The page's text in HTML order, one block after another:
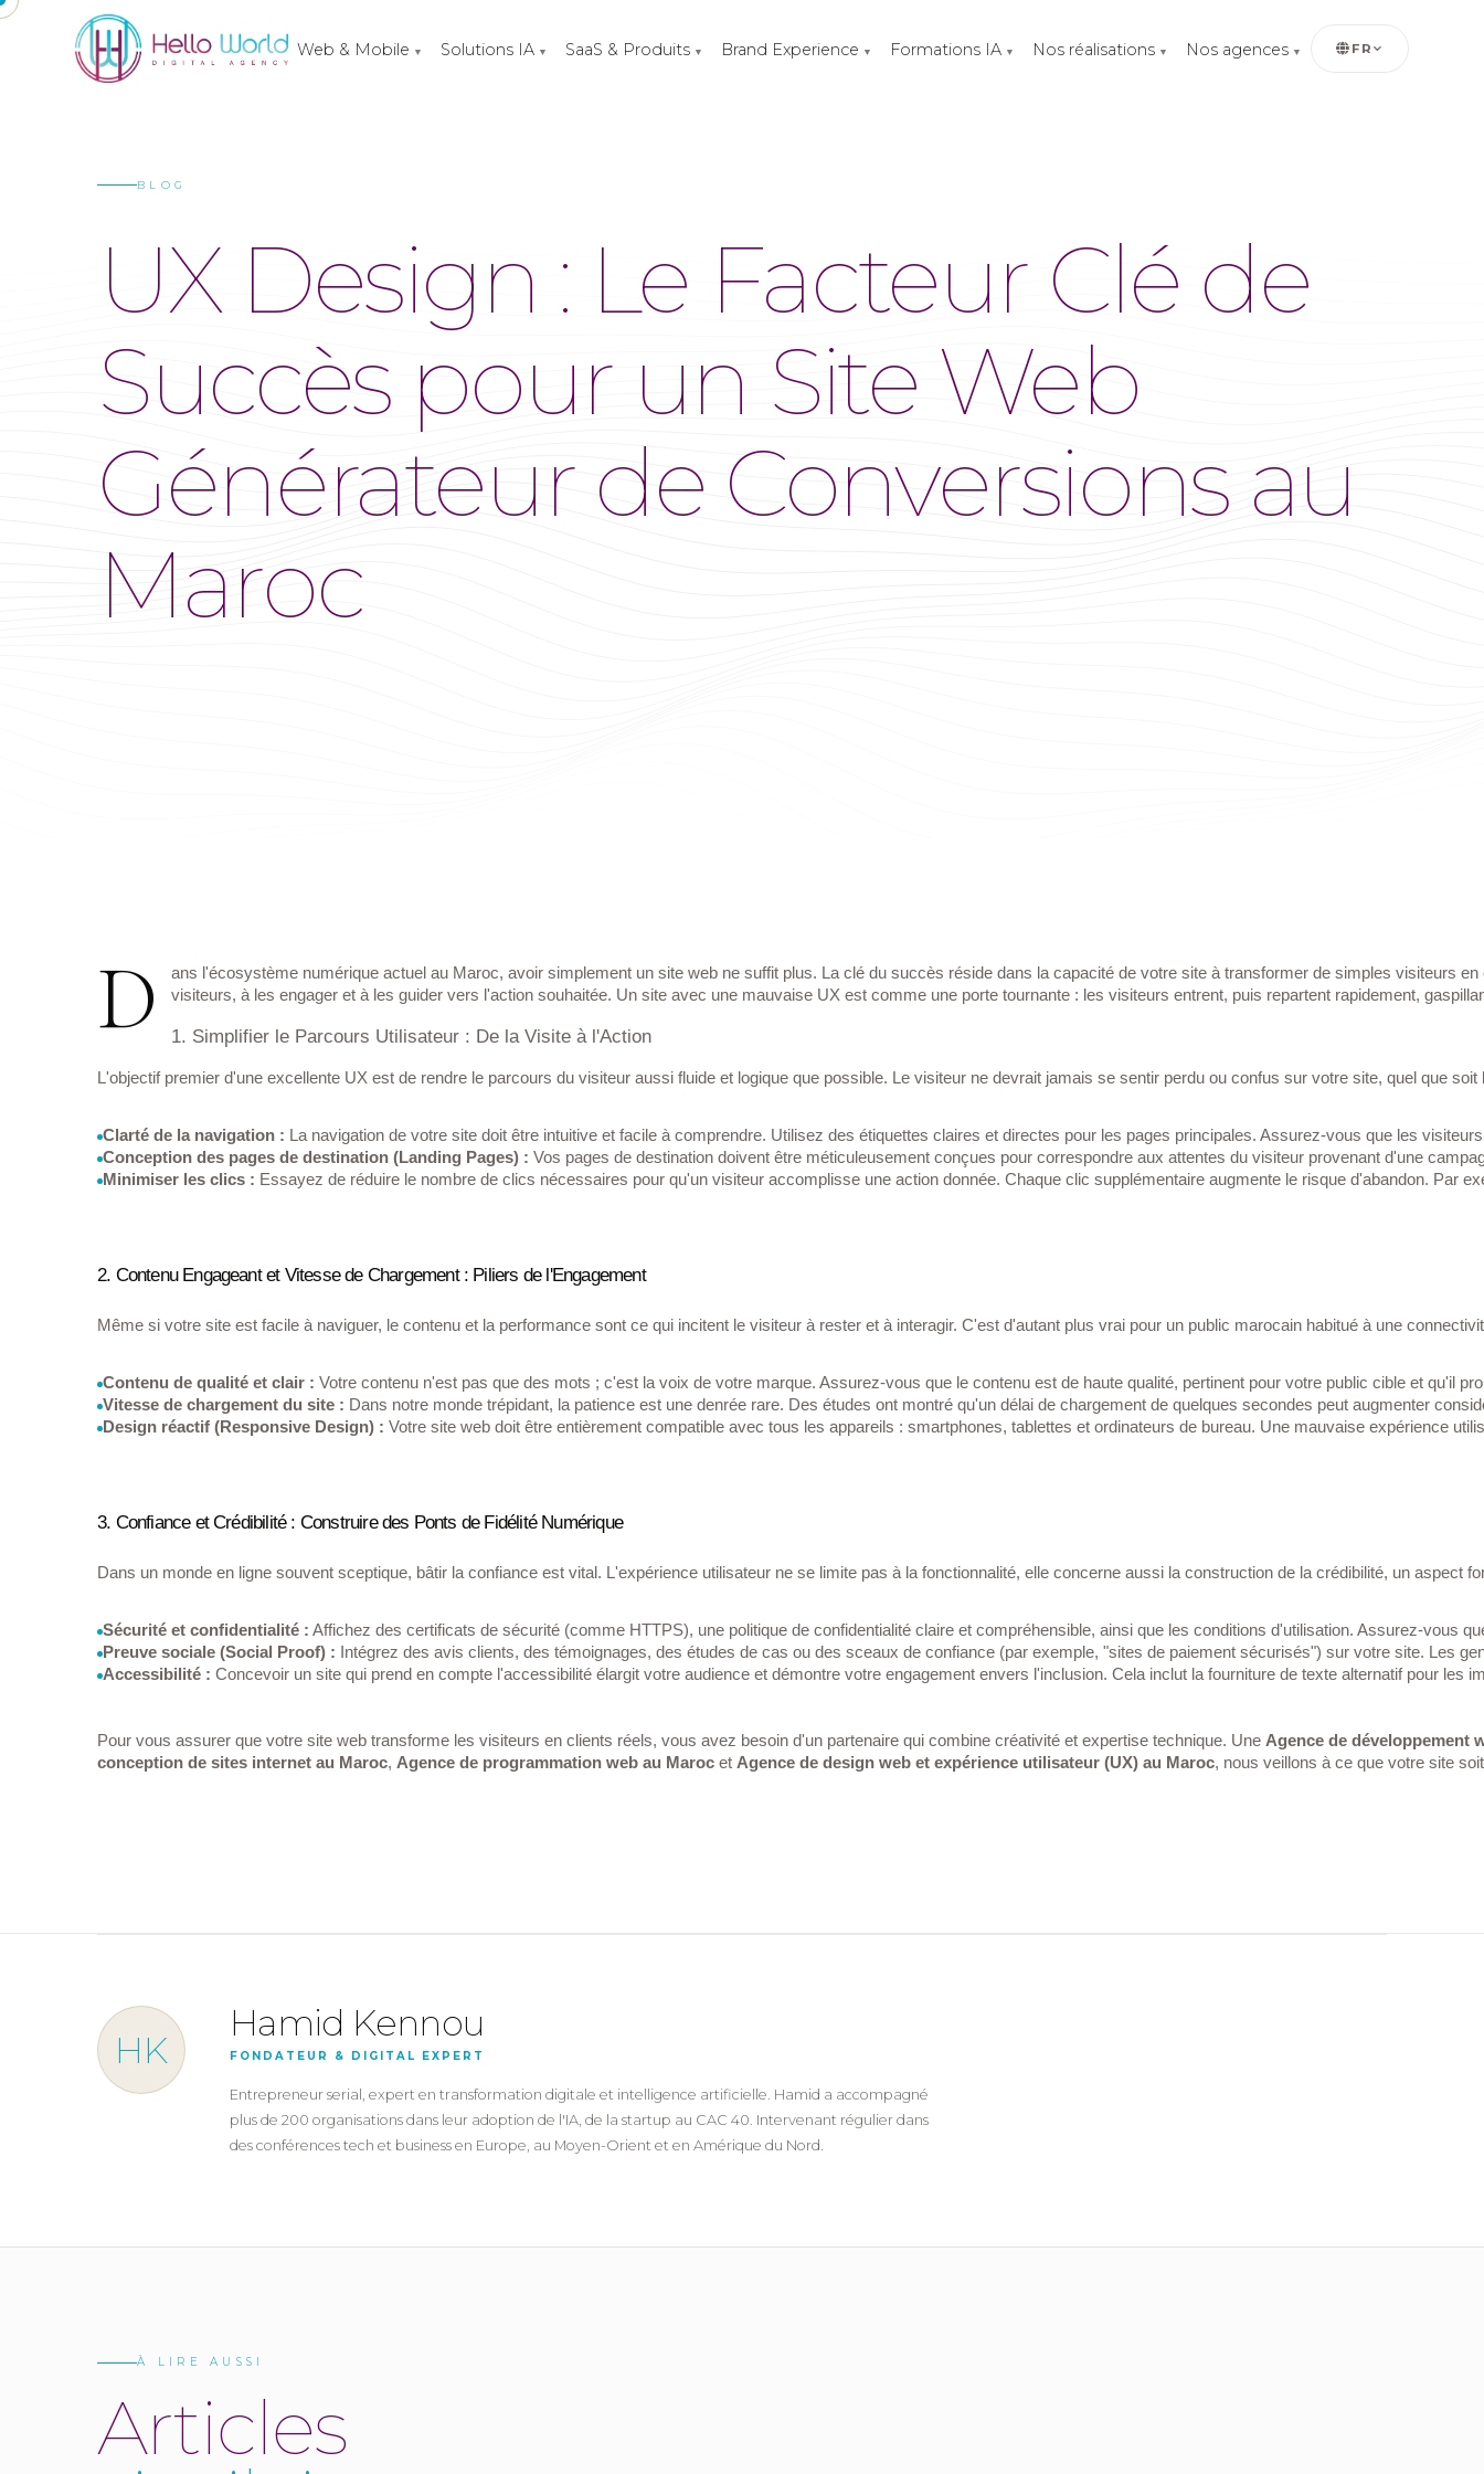
Web & Mobile ▼ Solutions IA ▼ SaaS & Produits ▼ Brand Experience ▼ Formations IA ▼ Nos réalisations ▼ Nos agences ▼ FR
BLOG
UX Design : Le Facteur Clé de
Succès pour un Site Web
Générateur de Conversions au
Maroc
D
ans l'écosystème numérique actuel au Maroc, avoir simplement un site web ne suffit plus. La clé du succès réside dans la capacité de votre site à transformer de simples visiteurs
visiteurs, à les engager et à les guider vers l'action souhaitée. Un site avec une mauvaise UX est comme une porte tournante : les visiteurs entrent, puis repartent rapidement,
1. Simplifier le Parcours Utilisateur : De la Visite à l'Action
L'objectif premier d'une excellente UX est de rendre le parcours du visiteur aussi fluide et logique que possible. Le visiteur ne devrait jamais se sentir perdu ou confus sur votre site, quel que
Clarté de la navigation : La navigation de votre site doit être intuitive et facile à comprendre. Utilisez des étiquettes claires et directes pour les pages principales. Assurez-vous que les
Conception des pages de destination (Landing Pages) : Vos pages de destination doivent être méticuleusement conçues pour correspondre aux attentes du visiteur provenant d'une
Minimiser les clics : Essayez de réduire le nombre de clics nécessaires pour qu'un visiteur accomplisse une action donnée. Chaque clic supplémentaire augmente le risque d'abandon.
2. Contenu Engageant et Vitesse de Chargement : Piliers de l'Engagement
Même si votre site est facile à naviguer, le contenu et la performance sont ce qui incitent le visiteur à rester et à interagir. C'est d'autant plus vrai pour un public marocain habitué à une
Contenu de qualité et clair : Votre contenu n'est pas que des mots ; c'est la voix de votre marque. Assurez-vous que le contenu est de haute qualité, pertinent pour votre public cible et
Vitesse de chargement du site : Dans notre monde trépidant, la patience est une denrée rare. Des études ont montré qu'un délai de chargement de quelques secondes peut augmenter
Design réactif (Responsive Design) : Votre site web doit être entièrement compatible avec tous les appareils : smartphones, tablettes et ordinateurs de bureau. Une mauvaise expérience
3. Confiance et Crédibilité : Construire des Ponts de Fidélité Numérique
Dans un monde en ligne souvent sceptique, bâtir la confiance est vital. L'expérience utilisateur ne se limite pas à la fonctionnalité, elle concerne aussi la construction de la crédibilité, un aspect
Sécurité et confidentialité : Affichez des certificats de sécurité (comme HTTPS), une politique de confidentialité claire et compréhensible, ainsi que les conditions d'utilisation. Assurez-
Preuve sociale (Social Proof) : Intégrez des avis clients, des témoignages, des études de cas ou des sceaux de confiance (par exemple, "sites de paiement sécurisés") sur votre site. Les
Accessibilité : Concevoir un site qui prend en compte l'accessibilité élargit votre audience et démontre votre engagement envers l'inclusion. Cela inclut la fourniture de texte alternatif pour
Pour vous assurer que votre site web transforme les visiteurs en clients réels, vous avez besoin d'un partenaire qui combine créativité et expertise technique. Une Agence de développement
conception de sites internet au Maroc, Agence de programmation web au Maroc et Agence de design web et expérience utilisateur (UX) au Maroc, nous veillons à ce que votre site
HK
Hamid Kennou
FONDATEUR & DIGITAL EXPERT
Entrepreneur serial, expert en transformation digitale et intelligence artificielle. Hamid a accompagné
plus de 200 organisations dans leur adoption de l'IA, de la startup au CAC 40. Intervenant régulier dans
des conférences tech et business en Europe, au Moyen-Orient et en Amérique du Nord.
À LIRE AUSSI
Articles